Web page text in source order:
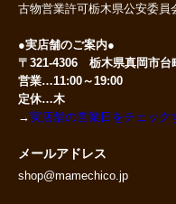
古物営業許可栃木県公安委員
●実店舗のご案内●
〒321-4306 栃木県真岡市台
営業…11:00～19:00
定休…木
→実店舗の営業日をチェック
メールアドレス
shop@mamechico.jp